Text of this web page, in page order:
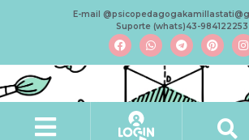
E-mail
Suporte (whats)43-984122253